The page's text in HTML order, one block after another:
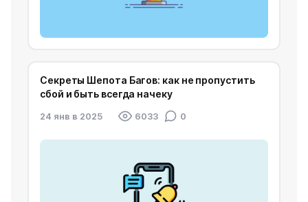
Секреты Шепота Багов: как не пропустить
сбой и быть всегда начеку
24 янв в 2025 6033 0